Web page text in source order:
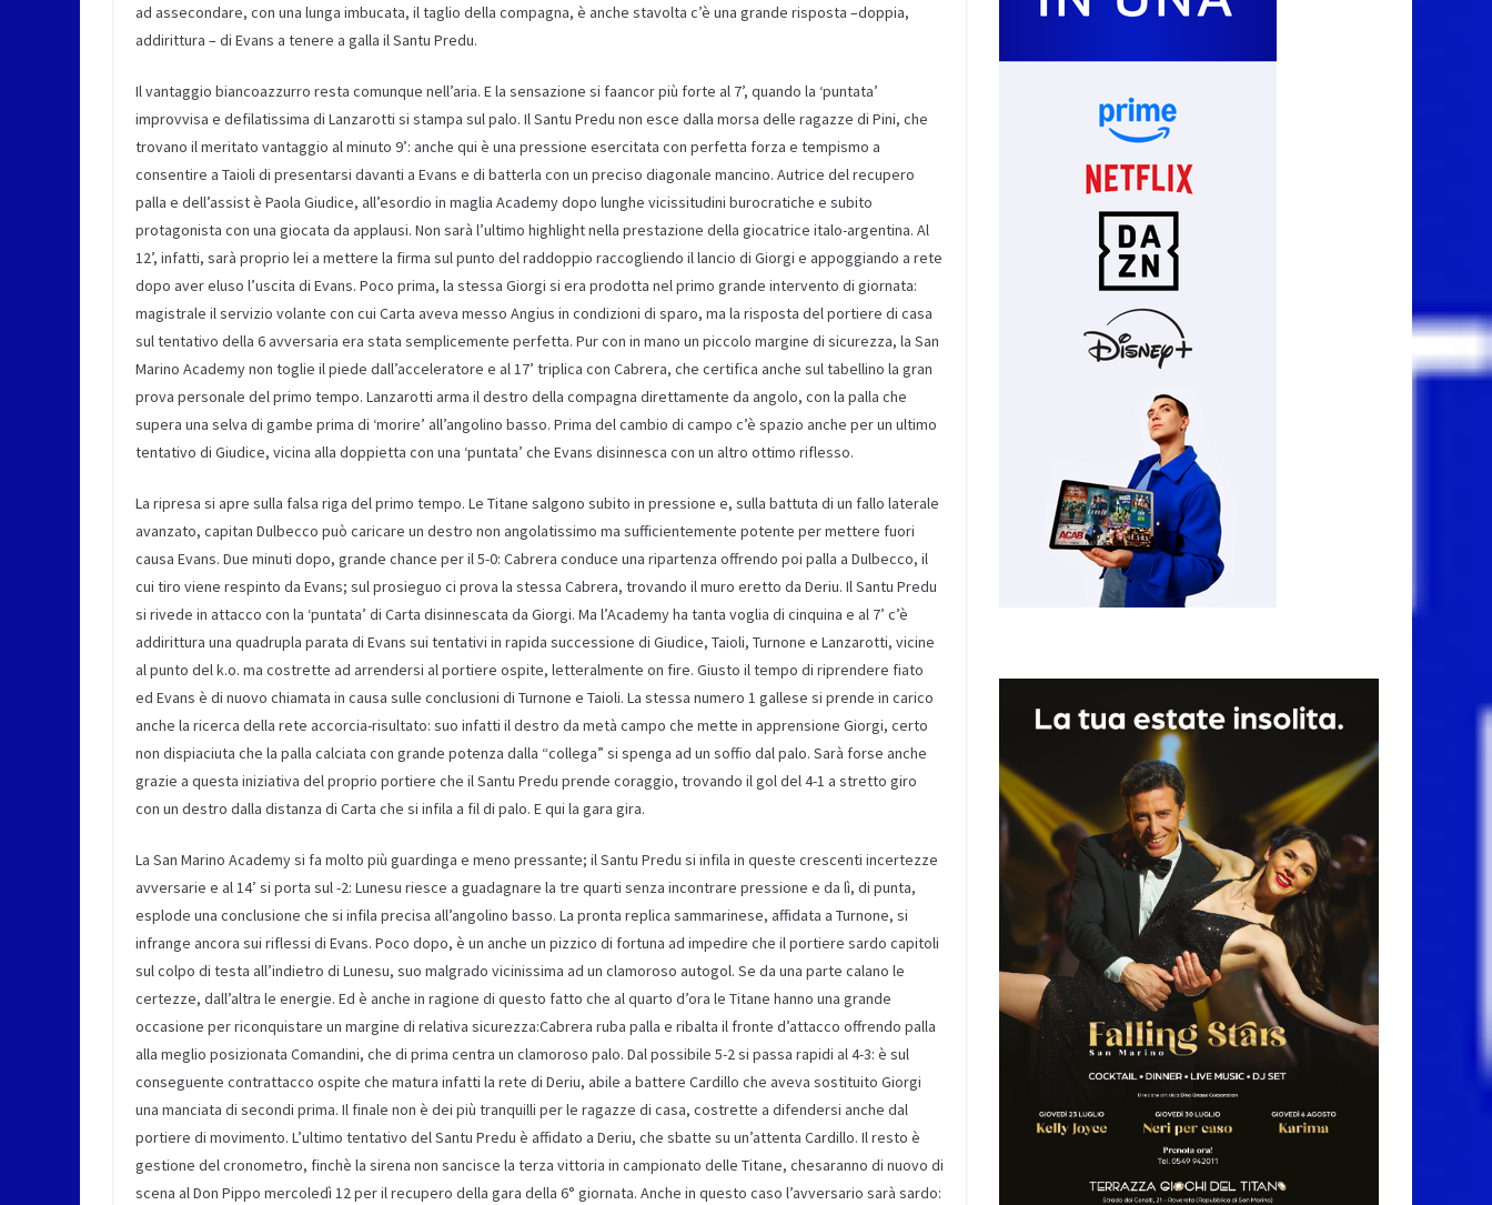
ad assecondare, con una lunga imbucata, iltaglio della compagna, è anche stavolta c’è una grande risposta –doppia,
addirittura – di Evans a tenere a galla il Santu Predu.
Ilvantaggio biancoazzurro resta comunque nell’aria. E la sensazione si faancor più forte al 7’, quando la ‘puntata’
improvvisa e defilatissima di Lanzarotti si stampa sul palo. Il Santu Predu non esce dalla morsa delle ragazze di Pini, che
trovano il meritato vantaggio al minuto 9’: anche qui è una pressione esercitata con perfetta forza e tempismo a
consentire a Taioli di presentarsi davanti a Evans e di batterla con un preciso diagonale mancino. Autrice del recupero
palla e dell’assist è Paola Giudice, all’esordio in maglia Academydopo lunghe vicissitudini burocratiche e subito
protagonista con una giocata da applausi. Non sarà l’ultimo highlightnella prestazione della giocatrice italo-argentina. Al
12’, infatti, sarà proprio lei a mettere la firma sul punto del raddoppio raccogliendo il lancio di Giorgi e appoggiando a rete
dopo aver eluso l’uscita di Evans. Poco prima, la stessa Giorgi si era prodotta nel primo grande intervento di giornata:
magistrale il servizio volante con cui Carta aveva messo Angius in condizioni di sparo, ma la risposta del portiere di casa
sul tentativo della 6 avversaria era stata semplicemente perfetta. Pur con in mano un piccolo margine di sicurezza, la San
Marino Academy non toglie il piede dall’acceleratore e al 17’ triplica con Cabrera, che certifica anche sul tabellino la gran
prova personale del primo tempo. Lanzarotti arma il destro della compagna direttamente da angolo, con la palla che
supera una selva di gambe prima di ‘morire’ all’angolino basso. Prima del cambio di campo c’è spazio anche per un ultimo
tentativo di Giudice, vicina alla doppietta con una ‘puntata’ che Evans disinnesca con un altro ottimo riflesso.
La ripresa si apre sulla falsa riga del primo tempo. Le Titane salgono subito in pressione e, sulla battuta di un fallo laterale
avanzato, capitan Dulbecco può caricare un destro non angolatissimo ma sufficientemente potente per mettere fuori
causa Evans. Due minuti dopo, grande chance per il 5-0: Cabrera conduce una ripartenza offrendo poi palla a Dulbecco, il
cui tiro viene respinto da Evans; sul prosieguo ci prova la stessa Cabrera, trovando il muro eretto da Deriu. Il Santu Predu
si rivede in attacco con la ‘puntata’ di Carta disinnescata da Giorgi. Ma l’Academy ha tanta voglia di cinquina e al 7’ c’è
addirittura una quadrupla parata di Evans sui tentativi in rapida successione di Giudice, Taioli, Turnone e Lanzarotti, vicine
al punto del k.o. ma costrette ad arrendersi al portiere ospite, letteralmente on fire. Giusto il tempo di riprendere fiato
ed Evans è di nuovo chiamata in causa sulle conclusioni di Turnone e Taioli. La stessa numero 1 gallese si prende in carico
anche la ricerca della rete accorcia-risultato: suo infatti il destro da metà campo che mette in apprensione Giorgi, certo
non dispiaciuta che la palla calciata con grande potenza dalla “collega” si spenga ad un soffio dal palo. Sarà forse anche
grazie a questa iniziativa del proprio portiere che il Santu Predu prende coraggio, trovando il goldel 4-1 a stretto giro
con un destro dalla distanza di Carta che si infila a fil di palo. E qui la gara gira.
La San Marino Academy si fa molto più guardinga e meno pressante; il Santu Predu si infila in queste crescenti incertezze
avversarie e al 14’ si porta sul -2: Lunesu riesce a guadagnare la tre quarti senza incontrare pressione e da lì, di punta,
esplode una conclusione che si infila precisa all’angolino basso. La pronta replica sammarinese, affidata a Turnone, si
infrange ancora sui riflessi di Evans. Poco dopo, è un anche un pizzico di fortuna ad impedire che il portiere sardo capitoli
sul colpo di testa all’indietro di Lunesu, suo malgrado vicinissima ad un clamoroso autogol. Se da una parte calano le
certezze, dall’altra le energie. Ed è anche in ragione di questo fatto che al quarto d’ora le Titane hanno una grande
occasione per riconquistare un margine di relativa sicurezza:Cabrera ruba palla e ribalta il fronte d’attacco offrendo palla
alla meglio posizionata Comandini, che di prima centra un clamoroso palo. Dal possibile 5-2 si passa rapidi al 4-3: è sul
conseguente contrattacco ospite che matura infatti la rete di Deriu, abile a battere Cardillo che aveva sostituito Giorgi
una manciata di secondi prima. Il finale non è dei più tranquilli per le ragazze di casa, costrette a difendersi anche dal
portiere di movimento. L’ultimo tentativo del Santu Predu è affidato a Deriu, che sbatte su un’attenta Cardillo. Il resto è
gestione del cronometro, finchè la sirena non sancisce la terza vittoria in campionato delle Titane, chesaranno di nuovo di
scena al Don Pippo mercoledì 12 per il recupero della gara della 6° giornata. Anche in questo caso l’avversario sarà sardo: